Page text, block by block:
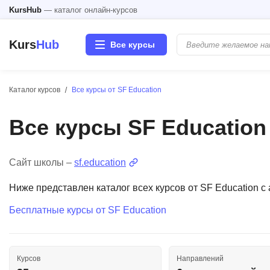
KursHub — каталог онлайн-курсов
KursHub Все курсы
Каталог курсов Все курсы от SF Education
Все курсы SF Education
Сайт школы – sf.education
Ниже представлен каталог всех курсов от SF
Бесплатные курсы от SF Education
Курсов Направлений
Маркетинг
Дизайн
Аналитика